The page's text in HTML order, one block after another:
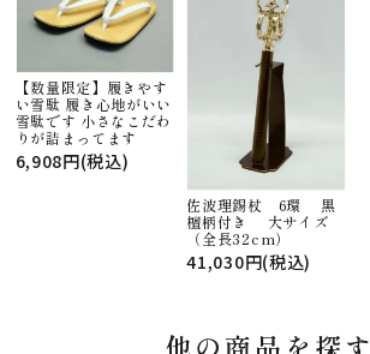
【数量限定】履きやす
い雪駄 履き心地がいい
雪駄です 小さなこだわ
りが詰まってます
6,908円(税込)
佐波理錫杖 6環 黒
檀柄付き 大サイズ
（全長32cm）
41,030円(税込)
他の商品を探す